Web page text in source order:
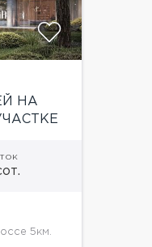
НА
5км.